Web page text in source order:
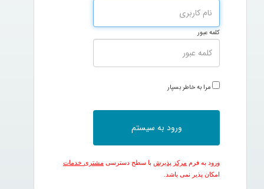
کلمه عبور
مرا به خاطر بسپار
ورود به فرم مرکز پذیرش با سطح دسترسی مشتری خدمات
امکان پذیر نمی باشد.